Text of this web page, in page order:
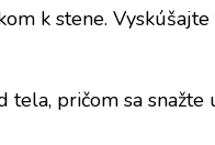
k stene.
pričom sa